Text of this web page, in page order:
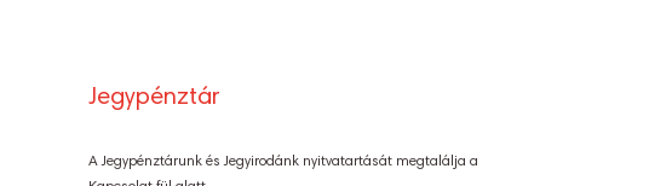
Jegypénztár
A Jegypénztárunk és Jegyirodánk nyitvatartását megtalálja a